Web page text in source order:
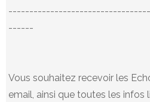
------
Vous souhaitez recevoir les
email, ainsi que toutes les infos